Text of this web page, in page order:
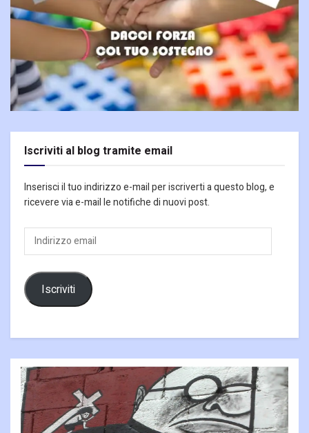
Iscriviti al blog tramite email
Inserisci il tuo indirizzo e-mail per iscriverti a questo blog, e
ricevere via e-mail le notifiche di nuovi post.
Indirizzo
email
Iscriviti